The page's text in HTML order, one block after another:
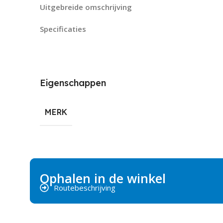
Uitgebreide omschrijving
Specificaties
Eigenschappen
MERK
Ophalen in de winkel
Routebeschrijving